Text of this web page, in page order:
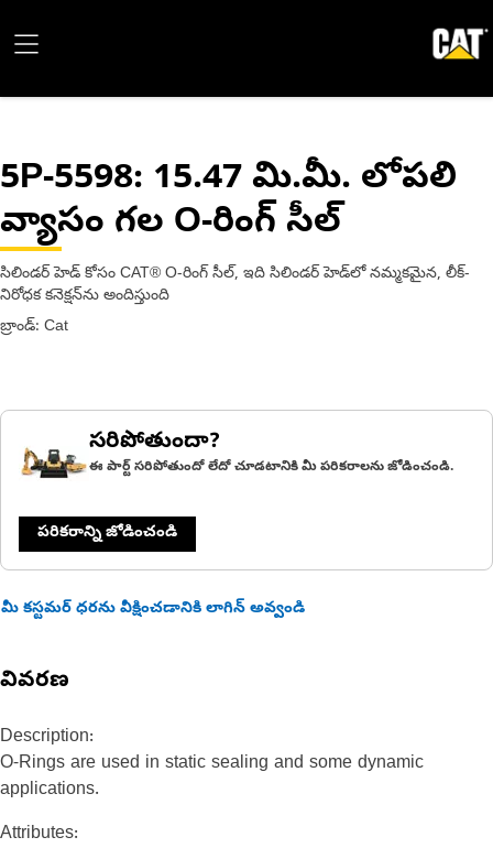
5P-5598: 15.47 మి.మీ. లోపలి
వ్యాసం గల O-రింగ్ సీల్
సిలిండర్ హెడ్ కోసం CAT® O-రింగ్ సీల్, ఇది సిలిండర్ హెడ్‌లో నమ్మకమైన, లీక్-
నిరోధక కనెక్షన్‌ను అందిస్తుంది
బ్రాండ్: Cat
సరిపోతుందా?
ఈ పార్ట్ సరిపోతుందో లేదో చూడటానికి మీ పరికరాలను జోడించండి.
పరికరాన్ని జోడించండి
మీ కస్టమర్ ధరను వీక్షించడానికి లాగిన్ అవ్వండి
వివరణ
Description:
O-Rings are used in static sealing and some dynamic
applications.
Attributes: